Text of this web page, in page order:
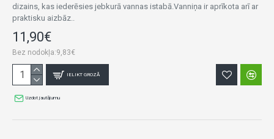
dizains, kas iederēsies jebkurā vannas istabā.Vanniņa ir aprīkota arī ar
praktisku aizbāz..
11,90€
Bez nodokļa:9,83€
IELIKT GROZĀ
Uzdot jautājumu